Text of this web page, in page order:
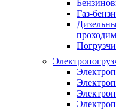
Газ-